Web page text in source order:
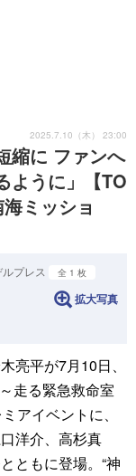
縮に ファンへ
ように」【TO
ミッショ
2025.7.10（木） 23:00
プレス 全 1 枚
拡大写真
亮平が7月10日、
走る緊急救命室
アイベントに、
洋介、高杉真
ともに登場。“神